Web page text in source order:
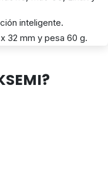
inteligente.
32 mm y pesa 60 g.